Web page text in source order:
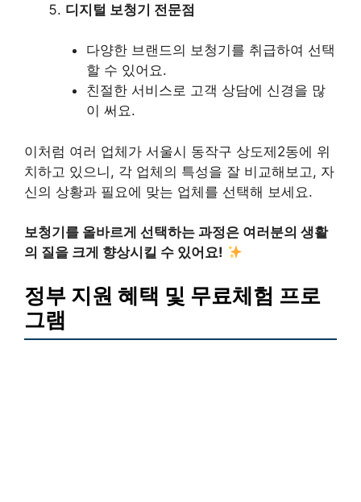
디지털 보청기 전문점
다양한 브랜드의 보청기를 취급하여 선택
할 수 있어요.
친절한 서비스로 고객 상담에 신경을 많
이 써요.
이처럼 여러 업체가 서울시 동작구 상도제2동에 위
치하고 있으니, 각 업체의 특성을 잘 비교해보고, 자
신의 상황과 필요에 맞는 업체를 선택해 보세요.
보청기를 올바르게 선택하는 과정은 여러분의 생활
의 질을 크게 향상시킬 수 있어요!
정부 지원 혜택 및 무료체험 프로
그램